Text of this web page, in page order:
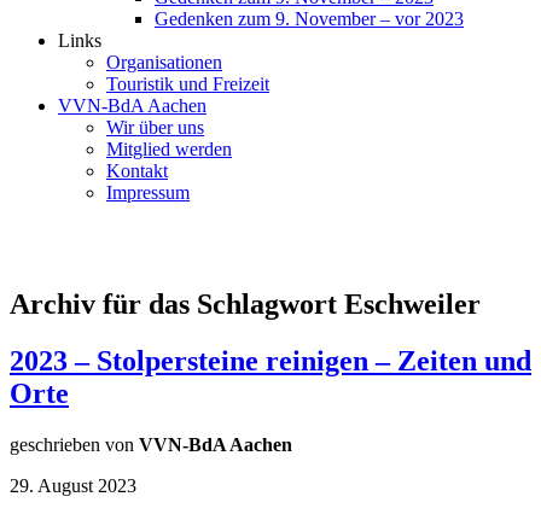
Gedenken zum 9. November – vor 2023
Links
Organisationen
Touristik und Freizeit
VVN-BdA Aachen
Wir über uns
Mitglied werden
Kontakt
Impressum
Archiv für das Schlagwort Eschweiler
2023 – Stolpersteine reinigen – Zeiten und
Orte
geschrieben von VVN-BdA Aachen
29. August 2023